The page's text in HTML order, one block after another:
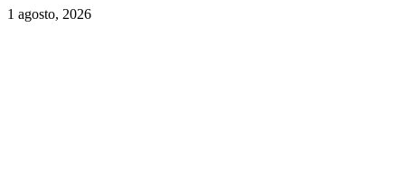
1 agosto, 2026